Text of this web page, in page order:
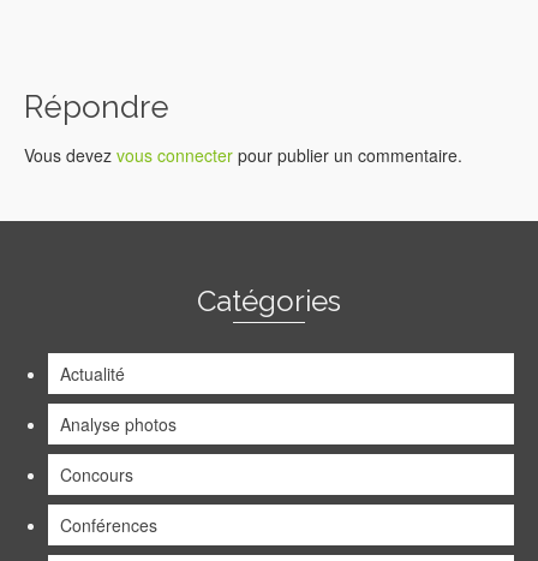
Répondre
Vous devez vous connecter pour publier un commentaire.
Catégories
Actualité
Analyse photos
Concours
Conférences